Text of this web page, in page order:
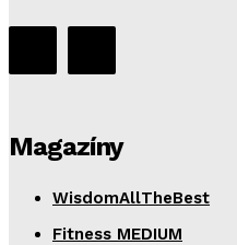
Magazíny
WisdomAllTheBest
Fitness MEDIUM